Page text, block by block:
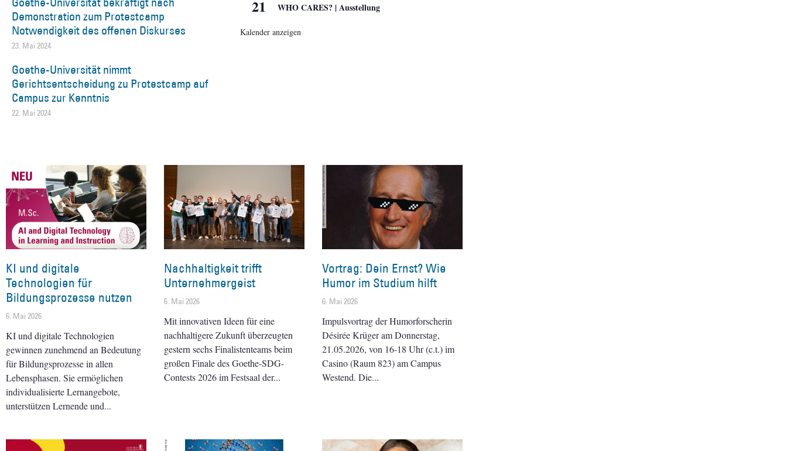
Demonstration zum Protestcamp
Notwendigkeit des offenen Diskurses
23. Mai 2024
Goethe-Universität nimmt
Gerichtsentscheidung zu Protestcamp auf
Campus zur Kenntnis
22. Mai 2024
21 WHO CARES? | Ausstellung
Kalender anzeigen
KI und digitale
Technologien für
Bildungsprozesse nutzen
6. Mai 2026
KI und digitale Technologien
gewinnen zunehmend an Bedeutung
für Bildungsprozesse in allen
Lebensphasen. Sie ermöglichen
individualisierte Lernangebote,
unterstützen Lernende und
Nachhaltigkeit trifft
Unternehmergeist
6. Mai 2026
Mit innovativen Ideen für eine
nachhaltigere Zukunft überzeugten
gestern sechs Finalistenteams beim
großen Finale des Goethe-SDG-
Contests 2026 im Festsaal der
Vortrag: Dein Ernst? Wie
Humor im Studium hilft
6. Mai 2026
Impulsvortrag der Humorforscherin
Désirée Krüger am Donnerstag,
21.05.2026, von 16-18 Uhr (c.t.) im
Casino (Raum 823) am Campus
Westend. Die